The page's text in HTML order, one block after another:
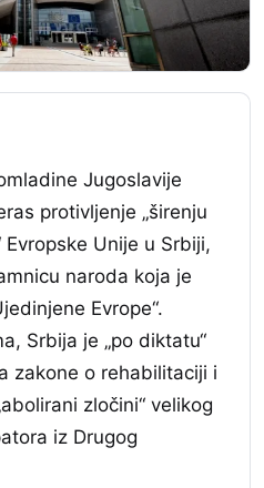
Jugoslavije
protivljenje „širenju
Unije u Srbiji,
naroda koja je
Evrope“.
Srbija je „po diktatu“
zakone o rehabilitaciji i
zločini“ velikog
iz Drugog